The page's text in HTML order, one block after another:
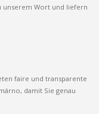
unserem Wort und liefern
faire und transparente
damit Sie genau